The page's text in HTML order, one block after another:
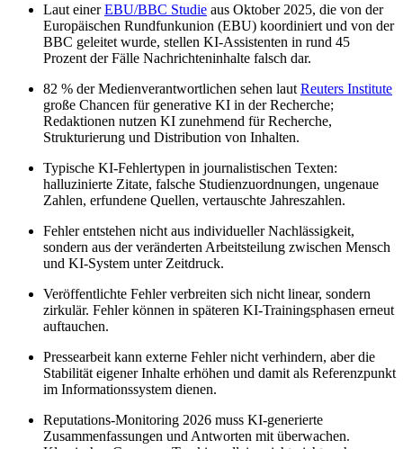
Laut einerEBU/BBC Studie aus Oktober 2025, die von der
Europäischen Rundfunkunion (EBU) koordiniert und von der
BBC geleitet wurde, stellen KI-Assistenten in rund 45
Prozent der Fälle Nachrichteninhalte falsch dar.
82 % der Medienverantwortlichen sehen laut Reuters Institute
große Chancen für generative KI in der Recherche;
Redaktionen nutzen KI zunehmend für Recherche,
Strukturierung und Distribution von Inhalten.
Typische KI-Fehlertypen in journalistischen Texten:
halluzinierte Zitate, falsche Studienzuordnungen, ungenaue
Zahlen, erfundene Quellen, vertauschte Jahreszahlen.
Fehler entstehen nicht aus individueller Nachlässigkeit,
sondern aus der veränderten Arbeitsteilung zwischen Mensch
und KI-System unter Zeitdruck.
Veröffentlichte Fehler verbreiten sich nicht linear, sondern
zirkulär. Fehler können in späteren KI-Trainingsphasen erneut
auftauchen.
Pressearbeit kann externe Fehler nicht verhindern, aber die
Stabilität eigener Inhalte erhöhen und damit als Referenzpunkt
im Informationssystem dienen.
Reputations-Monitoring 2026 muss KI-generierte
Zusammenfassungen und Antworten mit überwachen.